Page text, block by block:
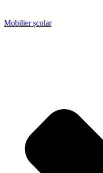
Mobilier școlar